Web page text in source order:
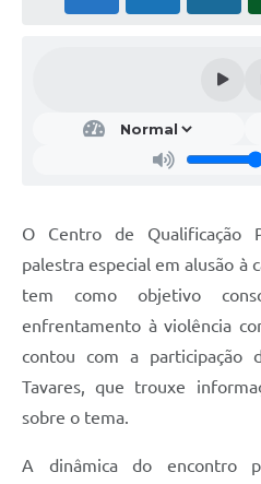
O Centro de Qualificação
palestra especial em alusão à
tem como objetivo
enfrentamento à violência
contou com a participação
Tavares, que trouxe
sobre o tema.
A dinâmica do encontro